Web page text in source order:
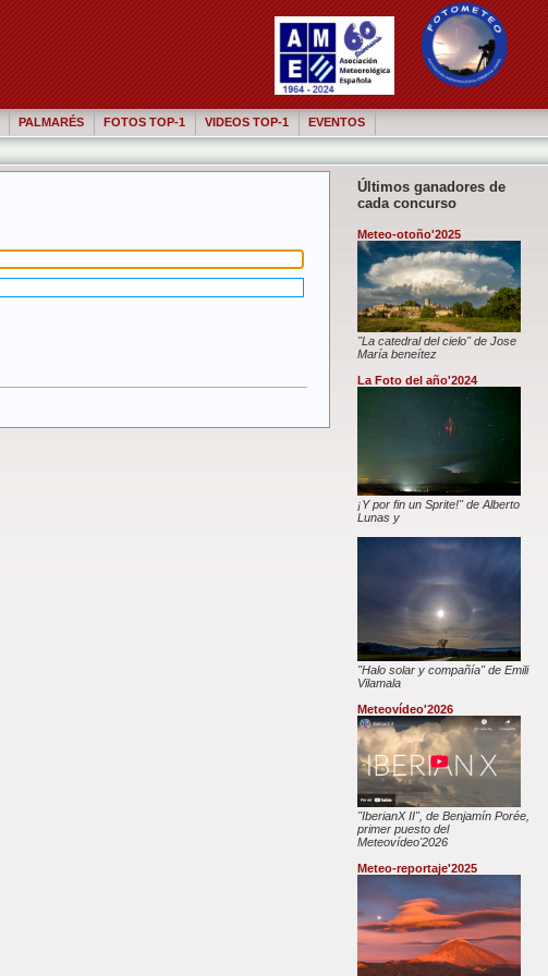
PALMARÉS FOTOS TOP-1 VIDEOS TOP-1 EVENTOS
Últimos ganadores de
cada concurso
Meteo-otoño'2025
"La catedral del cielo" de Jose
María beneítez
La Foto del año'2024
¡Y por fin un Sprite!" de Alberto
Lunas y
"Halo solar y compañía" de Emili
Vilamala
Meteovídeo'2026
"IberianX II", de Benjamín Porée,
primer puesto del
Meteovídeo'2026
Meteo-reportaje'2025